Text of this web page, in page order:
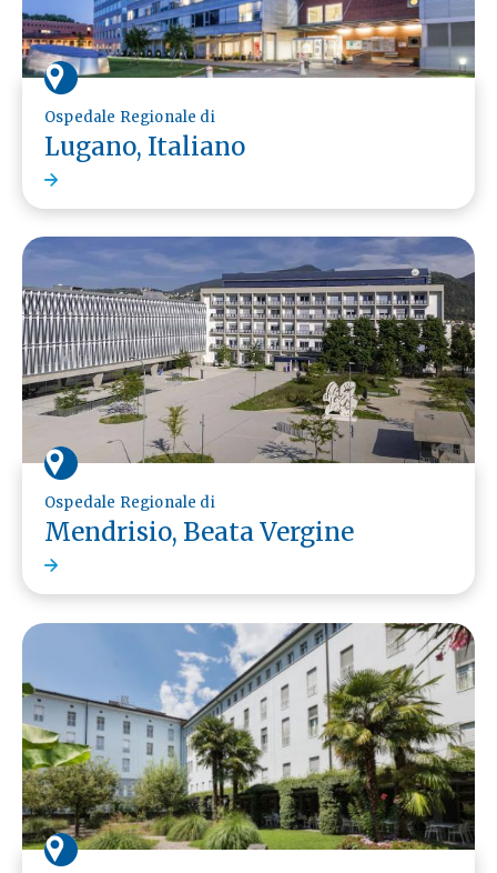
Ospedale Regionale di
Lugano, Italiano
Ospedale Regionale di
Mendrisio, Beata Vergine